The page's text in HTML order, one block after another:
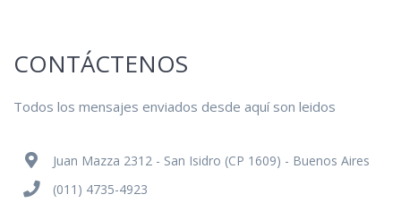
CONTÁCTENOS
Todos los mensajes enviados desde aquí son leidos
Juan Mazza 2312 - San Isidro (CP 1609) - Buenos Aires
(011) 4735-4923